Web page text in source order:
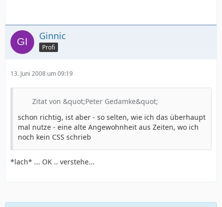
Ginnic
Profi
13. Juni 2008 um 09:19
Zitat von &quot;Peter Gedamke&quot;
schon richtig, ist aber - so selten, wie ich das überhaupt
mal nutze - eine alte Angewohnheit aus Zeiten, wo ich
noch kein CSS schrieb
*lach* ... OK .. verstehe...